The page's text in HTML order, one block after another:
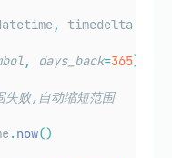
, timedelta
, days_back=365):
败,自动缩短范围
.now()